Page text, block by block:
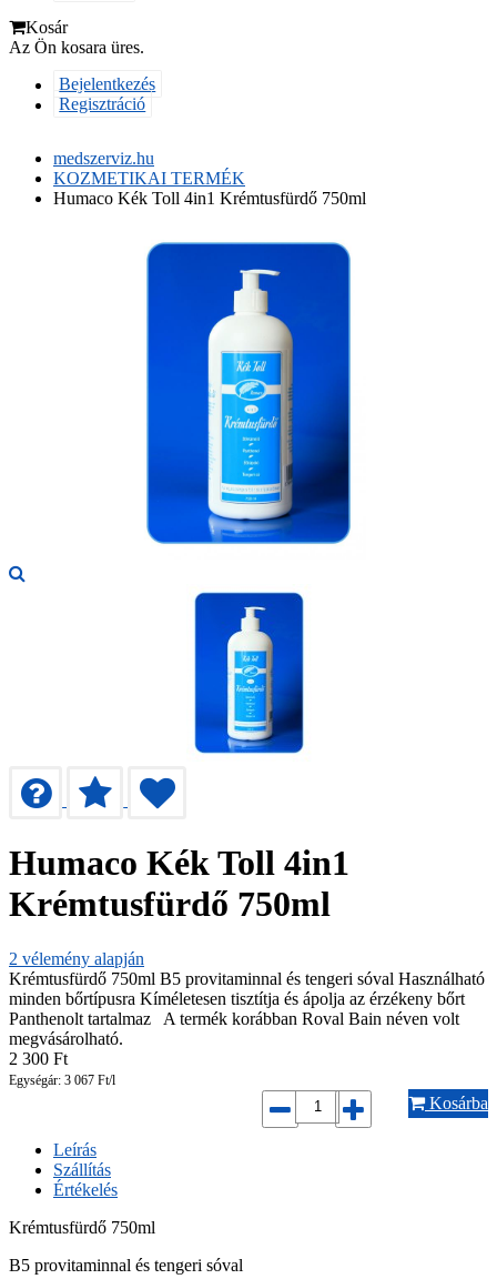
Kosár
Az Ön kosara üres.
Bejelentkezés
Regisztráció
medszerviz.hu
KOZMETIKAI TERMÉK
Humaco Kék Toll 4in1 Krémtusfürdő 750ml
Humaco Kék Toll 4in1
Krémtusfürdő 750ml
2 vélemény alapján
Krémtusfürdő 750ml B5 provitaminnal és tengeri sóval Használható
minden bőrtípusra Kíméletesen tisztítja és ápolja az érzékeny bőrt
Panthenolt tartalmaz A termék korábban Roval Bain néven volt
megvásárolható.
2 300 Ft
Egységár: 3 067 Ft/l
Kosárba
Leírás
Szállítás
Értékelés
Krémtusfürdő 750ml
B5 provitaminnal és tengeri sóval